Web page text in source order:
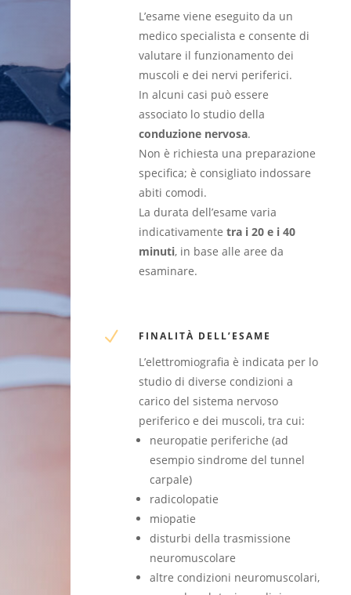
L’esame viene eseguito da un
medico specialista e consente di
valutare il funzionamento dei
muscoli e dei nervi periferici.
In alcuni casi può essere
associato lo studio della
conduzione nervosa.
Non è richiesta una preparazione
specifica; è consigliato indossare
abiti comodi.
La durata dell’esame varia
indicativamente tra i 20 e i 40
minuti, in base alle aree da
esaminare.
N FINALITÀ DELL’ESAME
L’elettromiografia è indicata per lo
studio di diverse condizioni a
carico del sistema nervoso
periferico e dei muscoli, tra cui:
neuropatie periferiche (ad
esempio sindrome del tunnel
carpale)
radicolopatie
miopatie
disturbi della trasmissione
neuromuscolare
altre condizioni neuromuscolari,